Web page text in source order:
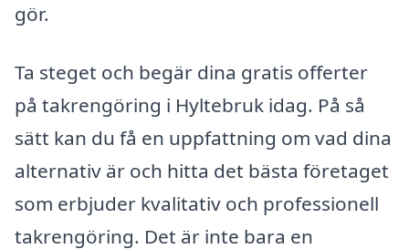
gör.
Ta steget och begär dina gratis offerter
på takrengöring i Hyltebruk idag. På så
sätt kan du få en uppfattning om vad dina
alternativ är och hitta det bästa företaget
som erbjuder kvalitativ och professionell
takrengöring. Det är inte bara en